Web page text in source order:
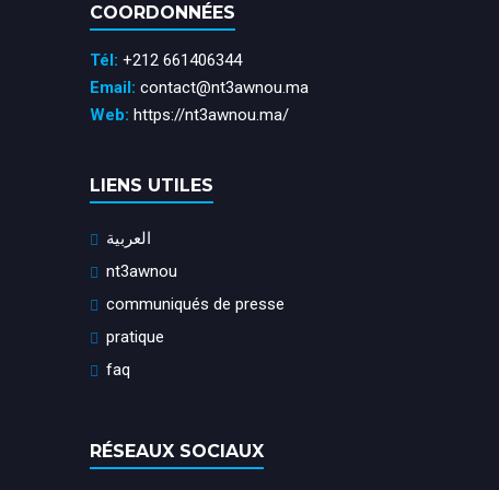
COORDONNÉES
Tél: +212 661406344
Email: contact@nt3awnou.ma
Web: https://nt3awnou.ma/
LIENS UTILES
العربية
nt3awnou
communiqués de presse
pratique
faq
RÉSEAUX SOCIAUX